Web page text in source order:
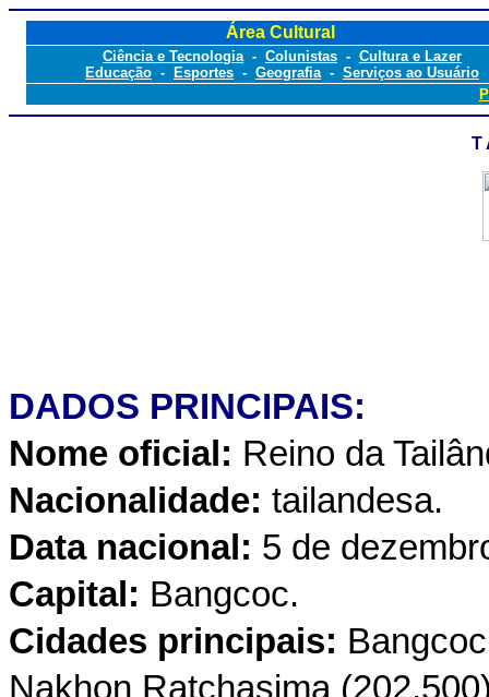
Área Cultural
Ciência e Tecnologia- Colunistas - Cultura e Lazer
Educação - Esportes - Geografia- Serviços ao Usuário
T
DADOS PRINCIPAIS:
Nome oficial: Reino da
Nacionalidade: tailandesa.
Data nacional: 5 de
Capital: Bangcoc.
Cidades principais:
Nakhon Ratchasima